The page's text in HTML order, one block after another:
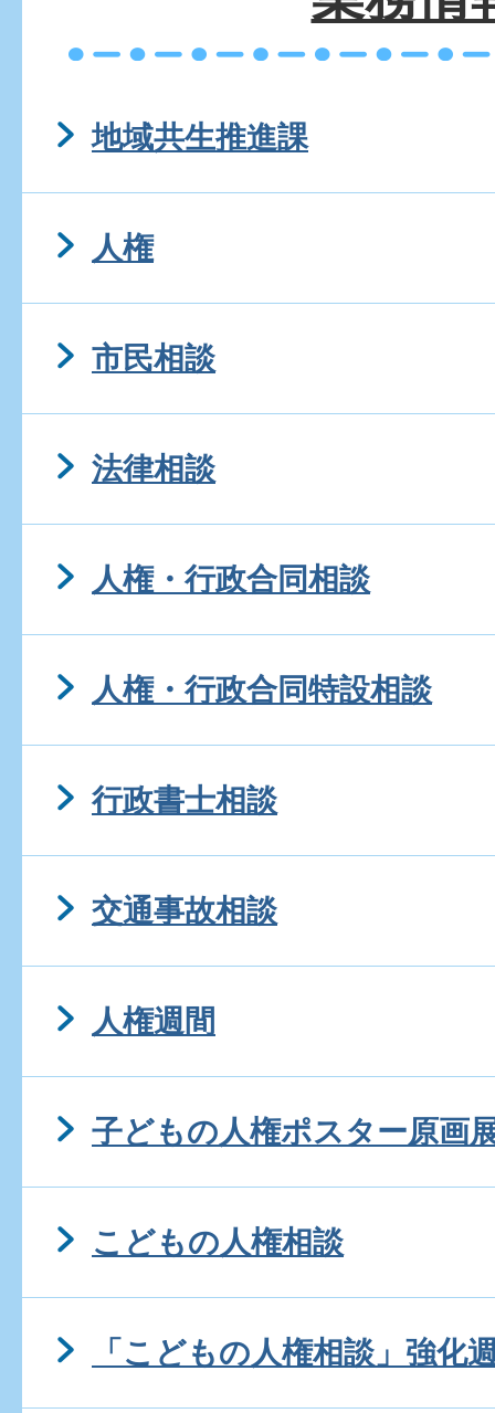
地域共生推進課
人権
市民相談
法律相談
人権・行政合同相談
人権・行政合同特設相談
行政書士相談
交通事故相談
人権週間
子どもの人権ポスター原画
こどもの人権相談
「こどもの人権相談」強化